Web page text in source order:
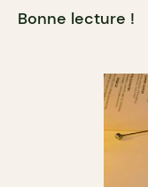
Bonne lecture !